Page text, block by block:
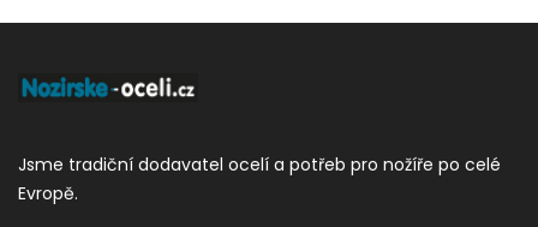
Jsme tradiční dodavatel ocelí a potřeb pro nožíře po celé
Evropě.